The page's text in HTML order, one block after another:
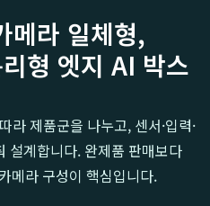
라 일체형,
형 엣지 AI 박스
라 제품군을 나누고, 센서·입력·
설계합니다. 완제품 판매보다
메라 구성이 핵심입니다.